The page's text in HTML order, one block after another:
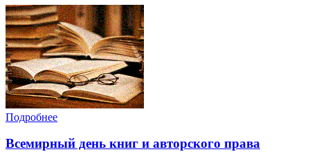
Подробнее
Всемирный день книг и авторского права